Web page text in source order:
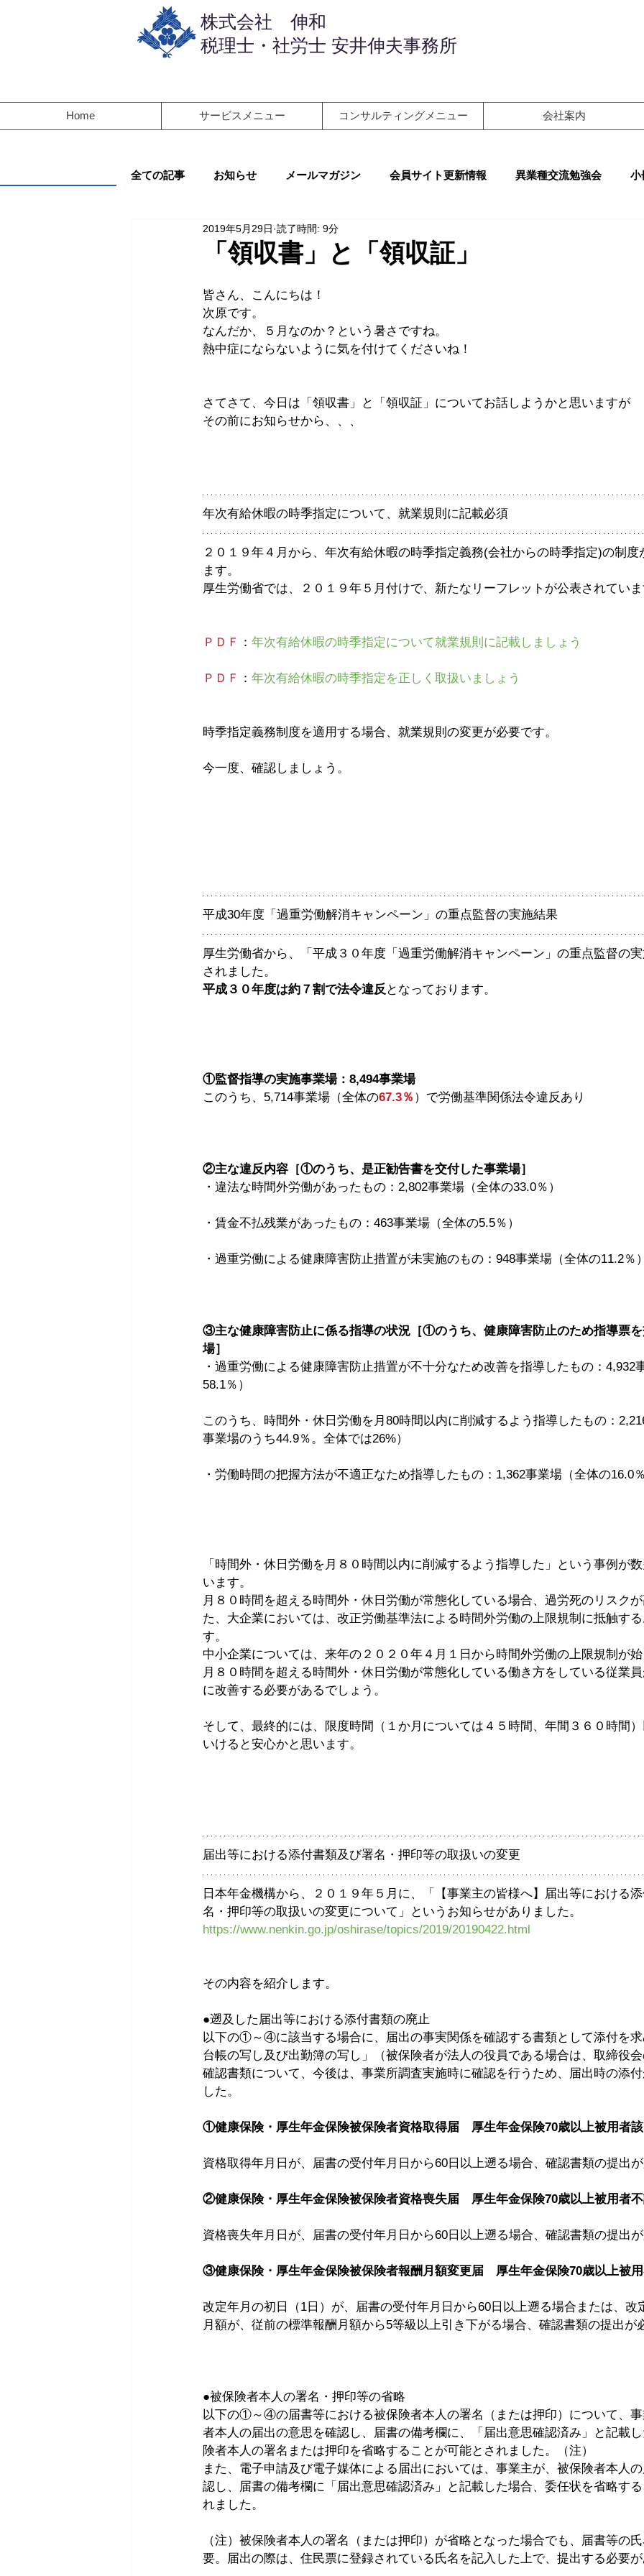
​株式会社 伸和
税理士・社労士 安井伸夫事務所
Home サービスメニュー コンサルティングメニュー 会社案内
全ての記事 お知らせ メールマガジン 会員サイト更新情報 異業種交流勉強会 小
「領収書」と「領収証」
2019年5月29日 読了時間: 9分
皆さん、こんにちは！
次原です。
なんだか、５月なのか？という暑さですね。
熱中症にならないように気を付けてくださいね！
さてさて、今日は「領収書」と「領収証」についてお話しようかと思いますが
その前にお知らせから、、、
年次有給休暇の時季指定について、就業規則に記載必須
２０１９年４月から、年次有給休暇の時季指定義務(会社からの時季指定)の制度
ます。
厚生労働省では、２０１９年５月付けで、新たなリーフレットが公表されてい
ＰＤＦ ： 年次有給休暇の時季指定について就業規則に記載しましょう
ＰＤＦ ： 年次有給休暇の時季指定を正しく取扱いましょう
時季指定義務制度を適用する場合、就業規則の変更が必要です。
今一度、確認しましょう。
平成30年度「過重労働解消キャンペーン」の重点監督の実施結果
厚生労働省から、「平成３０年度「過重労働解消キャンペーン」の重点監督の
されました。
平成３０年度は約７割で法令違反 となっております。
①監督指導の実施事業場：8,494事業場
このうち、5,714事業場（全体の67.3％ ）で労働基準関係法令違反あり
②主な違反内容［①のうち、是正勧告書を交付した事業場］
・違法な時間外労働があったもの：2,802事業場（全体の33.0％）
・賃金不払残業があったもの：463事業場（全体の5.5％）
・過重労働による健康障害防止措置が未実施のもの：948事業場（全体の11.2％
③主な健康障害防止に係る指導の状況［①のうち、健康障害防止のため指導票
場］
・過重労働による健康障害防止措置が不十分なため改善を指導したもの：4,932
58.1％）
このうち、時間外・休日労働を月80時間以内に削減するよう指導したもの：
事業場のうち44.9％。全体では26%）
・労働時間の把握方法が不適正なため指導したもの：1,362事業場（全体の16.0
「時間外・休日労働を月８０時間以内に削減するよう指導した」という事例が
います。
月８０時間を超える時間外・休日労働が常態化している場合、過労死のリスク
た、大企業においては、改正労働基準法による時間外労働の上限規制に抵触す
す。
中小企業については、来年の２０２０年４月１日から時間外労働の上限規制が
月８０時間を超える時間外・休日労働が常態化している働き方をしている従業
に改善する必要があるでしょう。
そして、最終的には、限度時間（１か月については４５時間、年間３６０時間
いけると安心かと思います。
届出等における添付書類及び署名・押印等の取扱いの変更
日本年金機構から、２０１９年５月に、「【事業主の皆様へ】届出等における
名・押印等の取扱いの変更について」というお知らせがありました。
https://www.nenkin.go.jp/oshirase/topics/2019/20190422.html
その内容を紹介します。
●遡及した届出等における添付書類の廃止
以下の①～④に該当する場合に、届出の事実関係を確認する書類として添付を
台帳の写し及び出勤簿の写し」（被保険者が法人の役員である場合は、取締役
確認書類について、今後は、事業所調査実施時に確認を行うため、届出時の添
した。
①健康保険・厚生年金保険被保険者資格取得届　厚生年金保険70歳以上被用者
資格取得年月日が、届書の受付年月日から60日以上遡る場合、確認書類の提出
②健康保険・厚生年金保険被保険者資格喪失届　厚生年金保険70歳以上被用者
資格喪失年月日が、届書の受付年月日から60日以上遡る場合、確認書類の提出
③健康保険・厚生年金保険被保険者報酬月額変更届　厚生年金保険70歳以上被
改定年月の初日（1日）が、届書の受付年月日から60日以上遡る場合または、改
月額が、従前の標準報酬月額から5等級以上引き下がる場合、確認書類の提出が
●被保険者本人の署名・押印等の省略
以下の①～④の届書等における被保険者本人の署名（または押印）について、
者本人の届出の意思を確認し、届書の備考欄に、「届出意思確認済み」と記載
険者本人の署名または押印を省略することが可能とされました。（注）
また、電子申請及び電子媒体による届出においては、事業主が、被保険者本人
認し、届書の備考欄に「届出意思確認済み」と記載した場合、委任状を省略す
れました。
（注）被保険者本人の署名（または押印）が省略となった場合でも、届書等の
要。届出の際は、住民票に登録されている氏名を記入した上で、提出する必要